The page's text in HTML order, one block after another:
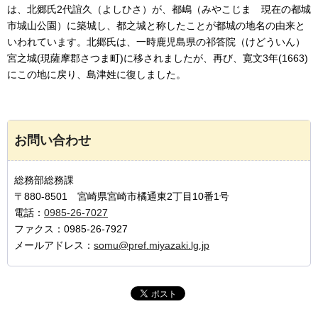
は、北郷氏2代誼久（よしひさ）が、都嶋（みやこじま
現在の都城
市城山公園）に築城し、都之城と称したことが都城の地名の由来と
いわれています。北郷氏は、一時鹿児島県の祁答院（けどういん）
宮之城(現薩摩郡さつま町)に移されましたが、再び、寛文3年(1663)
にこの地に戻り、島津姓に復しました。
お問い合わせ
総務部総務課
〒880-8501 宮崎県宮崎市橘通東2丁目10番1号
電話： 0985-26-7027
ファクス：0985-26-7927
メールアドレス： somu@pref.miyazaki.lg.jp